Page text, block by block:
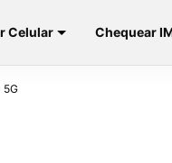
Celular Chequear
5G